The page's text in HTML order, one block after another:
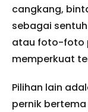
cangkang,
sebagai
atau foto-foto
memperkuat
Pilihan lain
pernik